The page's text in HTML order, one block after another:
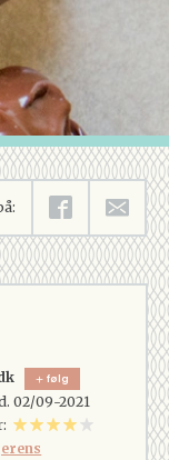
følg
02/09-2021